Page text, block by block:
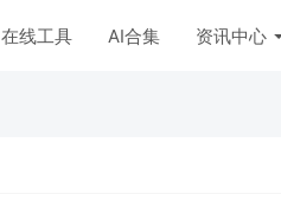
在线工具 AI合集 资讯中心